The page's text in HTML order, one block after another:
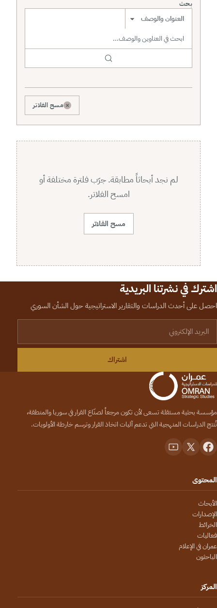
بحث
نطاق البحث
× مسح الفلاتر
لم نجد أبحاثاً مطابقة. جرّب فلترة مختلفة أو
امسح الفلاتر.
مسح الفلاتر
اشترك في نشرتنا البريدية
احصل على أحدث الدراسات والتقارير الاستراتيجية حول الشأن السوري
اشتراك
مؤسسة بحثية مستقلة تسعى لأن تكون مرجعاً لصنّاع القرار في سوريا والمنطقة،
تُنتج الدراسات المنهجية التي تدعم آليات اتخاذ القرار وترسم خارطة الأولويات.
المحتوى
الأبحاث
الإصدارات
الخرائط
فعاليات
عمران في الإعلام
الباحثون
المركز